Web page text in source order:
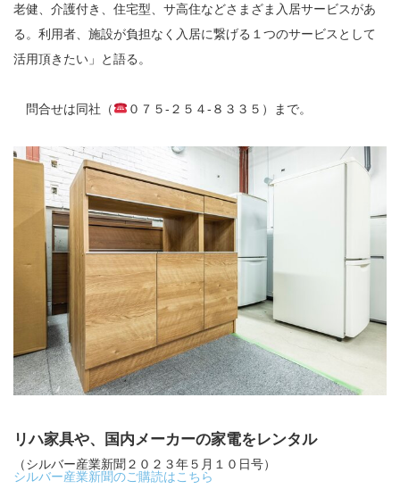
老健、介護付き、住宅型、サ高住などさまざま入居サービスがあ
る。利用者、施設が負担なく入居に繋げる１つのサービスとして
活用頂きたい」と語る。
問合せは同社（ ０７５-２５４-８３３５）まで。
リハ家具や、国内メーカーの家電をレンタル
（シルバー産業新聞２０２３年５月１０日号）
シルバー産業新聞のご購読はこちら